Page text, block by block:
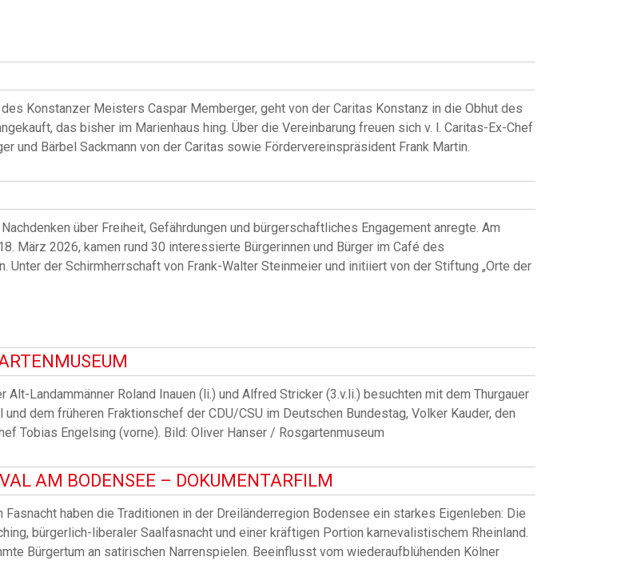
Konstanzer Meisters Caspar Memberger, geht von der Caritas Konstanz in die Obhut des
das bisher im Marienhaus hing. Über die Vereinbarung freuen sich v. l. Caritas-Ex-Chef
und Bärbel Sackmann von der Caritas sowie Fördervereinspräsident Frank Martin.
über Freiheit, Gefährdungen und bürgerschaftliches Engagement anregte. Am
März 2026, kamen rund 30 interessierte Bürgerinnen und Bürger im Café des
Unter der Schirmherrschaft von Frank-Walter Steinmeier und initiiert von der Stiftung „Orte der
Landammänner Roland Inauen (li.) und Alfred Stricker (3.v.li.) besuchten mit dem Thurgauer
dem früheren Fraktionschef der CDU/CSU im Deutschen Bundestag, Volker Kauder, den
Tobias Engelsing (vorne). Bild: Oliver Hanser / Rosgartenmuseum
AM BODENSEE – DOKUMENTARFILM
haben die Traditionen in der Dreiländerregion Bodensee ein starkes Eigenleben: Die
bürgerlich-liberaler Saalfasnacht und einer kräftigen Portion karnevalistischem Rheinland.
Bürgertum an satirischen Narrenspielen. Beeinflusst vom wiederaufblühenden Kölner